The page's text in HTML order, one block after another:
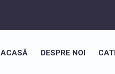
ACASĂ DESPRE NOI